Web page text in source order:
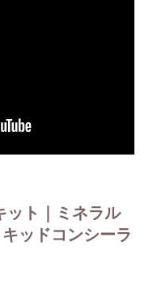
ット｜ミネラル
ッドコンシーラ